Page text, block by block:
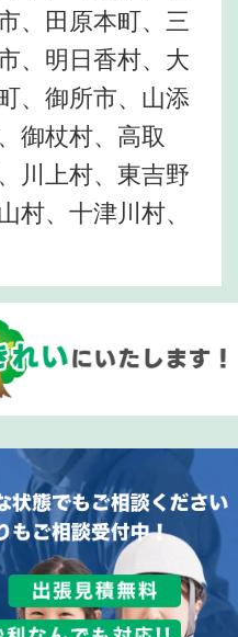
、田原本町、三
、明日香村、大
、御所市、山添
御杖村、高取
川上村、東吉野
村、十津川村、